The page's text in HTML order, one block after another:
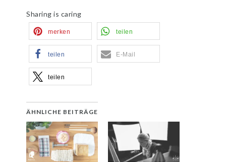
Sharing is caring
merken teilen
teilen E-Mail
teilen
ÄHNLICHE BEITRÄGE